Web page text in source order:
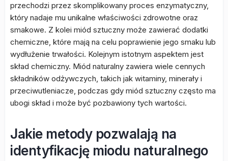
przechodzi przez skomplikowany proces enzymatyczny,
który nadaje mu unikalne właściwości zdrowotne oraz
smakowe. Z kolei miód sztuczny może zawierać dodatki
chemiczne, które mają na celu poprawienie jego smaku lub
wydłużenie trwałości. Kolejnym istotnym aspektem jest
skład chemiczny. Miód naturalny zawiera wiele cennych
składników odżywczych, takich jak witaminy, minerały i
przeciwutleniacze, podczas gdy miód sztuczny często ma
ubogi skład i może być pozbawiony tych wartości.
Jakie metody pozwalają na
identyfikację miodu naturalnego